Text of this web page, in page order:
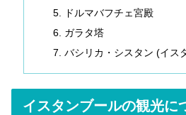
ドルマバフチェ宮殿
ガラタ塔
バシリカ・シスタン (イス
イスタンブールの観光に